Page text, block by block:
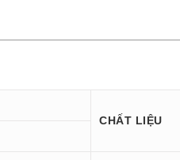
CHẤT LIỆU